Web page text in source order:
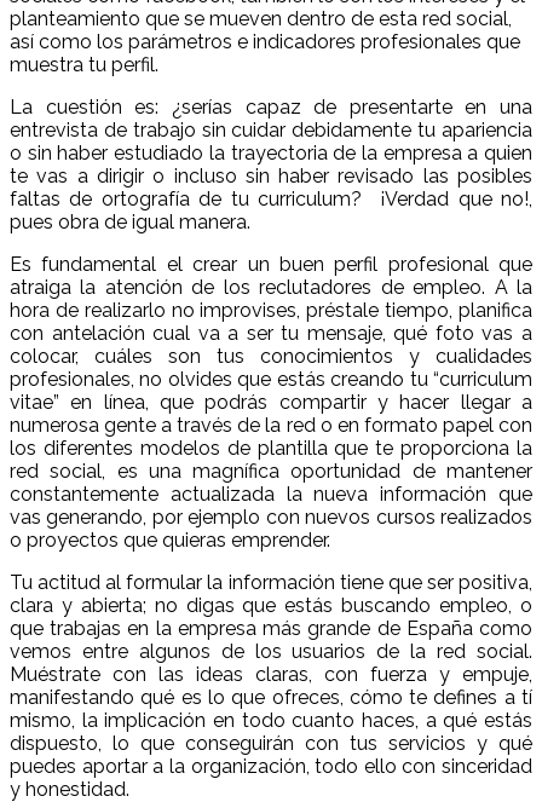
planteamiento que se mueven dentro de esta red social,
así como los parámetros e indicadores profesionales que
muestra tu perfil.
La cuestión es: ¿serías capaz de presentarte en una
entrevista de trabajo sin cuidar debidamente tu apariencia
o sin haber estudiado la trayectoria de la empresa a quien
te vas a dirigir o incluso sin haber revisado las posibles
faltas de ortografía de tu curriculum? ¡Verdad que no!,
pues obra de igual manera.
Es fundamental el crear un buen perfil profesional que
atraiga la atención de los reclutadores de empleo. A la
hora de realizarlo no improvises, préstale tiempo, planifica
con antelación cual va a ser tu mensaje, qué foto vas a
colocar, cuáles son tus conocimientos y cualidades
profesionales, no olvides que estás creando tu “curriculum
vitae” en línea, que podrás compartir y hacer llegar a
numerosa gente a través de la red o en formato papel con
los diferentes modelos de plantilla que te proporciona la
red social, es una magnífica oportunidad de mantener
constantemente actualizada la nueva información que
vas generando, por ejemplo con nuevos cursos realizados
o proyectos que quieras emprender.
Tu actitud al formular la información tiene que ser positiva,
clara y abierta; no digas que estás buscando empleo, o
que trabajas en la empresa más grande de España como
vemos entre algunos de los usuarios de la red social.
Muéstrate con las ideas claras, con fuerza y empuje,
manifestando qué es lo que ofreces, cómo te defines a tí
mismo, la implicación en todo cuanto haces, a qué estás
dispuesto, lo que conseguirán con tus servicios y qué
puedes aportar a la organización, todo ello con sinceridad
y honestidad.